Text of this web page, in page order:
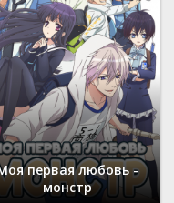
первая любовь -
монстр